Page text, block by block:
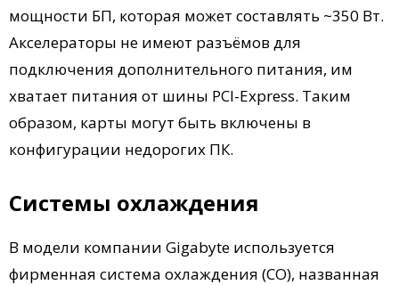
мощности БП, которая может составлять ~350 Вт.
Акселераторы не имеют разъёмов для
подключения дополнительного питания, им
хватает питания от шины PCI-Express. Таким
образом, карты могут быть включены в
конфигурации недорогих ПК.
Системы охлаждения
В модели компании Gigabyte используется
фирменная система охлаждения (СО), названная